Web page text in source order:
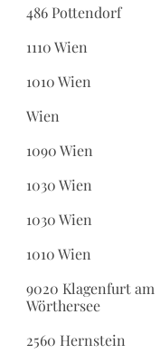
486 Pottendorf
1110 Wien
1010 Wien
Wien
1090 Wien
1030 Wien
1030 Wien
1010 Wien
9020 Klagenfurt am
Wörthersee
2560 Hernstein